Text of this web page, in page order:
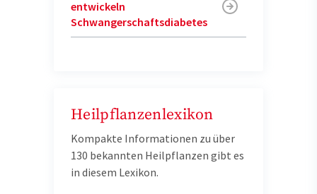
entwickeln
Schwangerschaftsdiabetes
Heilpflanzenlexikon
Kompakte Informationen zu über
130 bekannten Heilpflanzen gibt es
in diesem Lexikon.